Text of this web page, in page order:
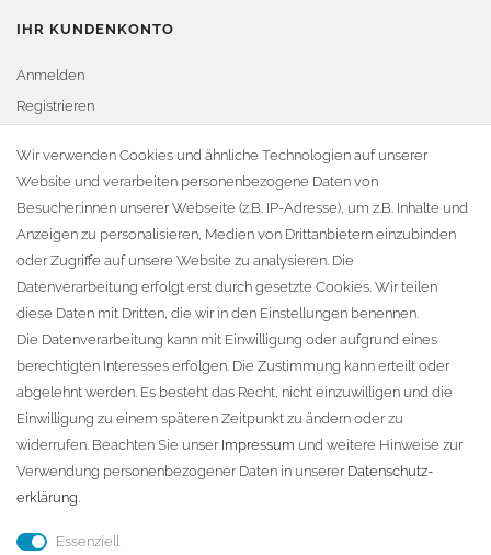
IHR KUNDENKONTO
Anmelden
Registrieren
Warenkorb
Zur Kasse
KONTAKT
Fa. Steffen Jost
Söbrigener Weg 50
D-01796 Pirna
Telefon:+49 (0)3501 507295
info@dach-teufel.de
Wir verwenden Cookies und ähnliche Technologien auf unserer
Website und verarbeiten personenbezogene Daten von
Besucher:innen unserer Webseite (z.B. IP-Adresse), um z.B. Inhalte und
Anzeigen zu personalisieren, Medien von Drittanbietern einzubinden
oder Zugriffe auf unsere Website zu analysieren. Die
Datenverarbeitung erfolgt erst durch gesetzte Cookies. Wir teilen
diese Daten mit Dritten, die wir in den Einstellungen benennen.
Die Datenverarbeitung kann mit Einwilligung oder aufgrund eines
berechtigten Interesses erfolgen. Die Zustimmung kann erteilt oder
abgelehnt werden. Es besteht das Recht, nicht einzuwilligen und die
Einwilligung zu einem späteren Zeitpunkt zu ändern oder zu
widerrufen. Beachten Sie unser Impressum und weitere Hinweise zur
Verwendung personenbezogener Daten in unserer Daten­schutz­
erklärung.
Essenziell